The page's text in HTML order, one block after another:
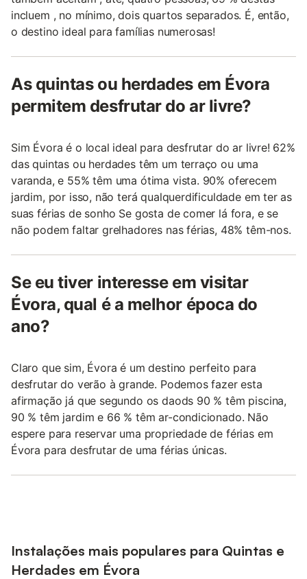
incluem , no mínimo, dois quartos separados. É, então,
o destino ideal para famílias numerosas!
As quintas ou herdades em Évora
permitem desfrutar do ar livre?
Sim Évora é o local ideal para desfrutar do ar livre! 62%
das quintas ou herdades têm um terraço ou uma
varanda, e 55% têm uma ótima vista. 90% oferecem
jardim, por isso, não terá qualquerdificuldade em ter as
suas férias de sonho Se gosta de comer lá fora, e se
não podem faltar grelhadores nas férias, 48% têm-nos.
Se eu tiver interesse em visitar
Évora, qual é a melhor época do
ano?
Claro que sim, Évora é um destino perfeito para
desfrutar do verão à grande. Podemos fazer esta
afirmação já que segundo os daods 90 % têm piscina,
90 % têm jardim e 66 % têm ar-condicionado. Não
espere para reservar uma propriedade de férias em
Évora para desfrutar de uma férias únicas.
Instalações mais populares para Quintas e
Herdades em Évora